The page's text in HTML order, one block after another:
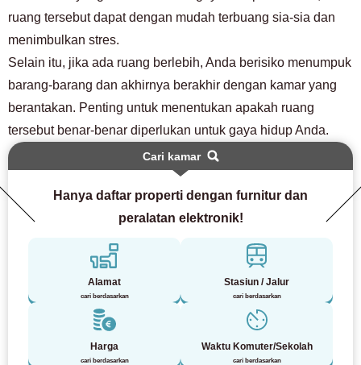
ruang tersebut dapat dengan mudah terbuang sia-sia dan
menimbulkan stres.
Selain itu, jika ada ruang berlebih, Anda berisiko menumpuk
barang-barang dan akhirnya berakhir dengan kamar yang
berantakan. Penting untuk menentukan apakah ruang
tersebut benar-benar diperlukan untuk gaya hidup Anda.
Cari kamar
Hanya daftar properti dengan furnitur dan
peralatan elektronik!
Alamat
cari berdasarkan
Stasiun / Jalur
cari berdasarkan
Harga
cari berdasarkan
Waktu Komuter/Sekolah
cari berdasarkan